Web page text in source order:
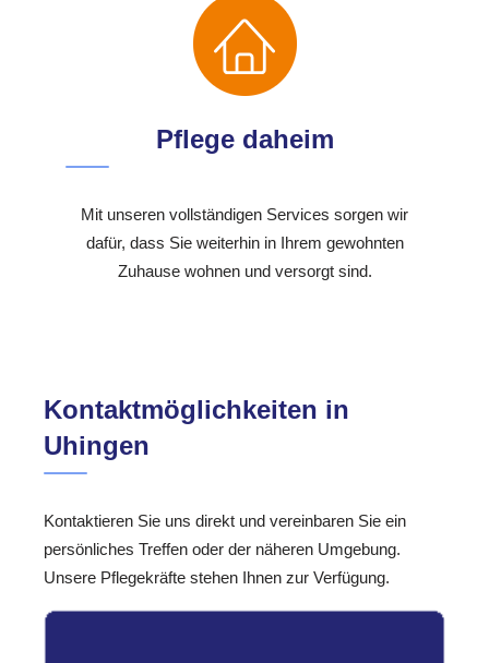
Pflege daheim
Mit unseren vollständigen Services sorgen wir
dafür, dass Sie weiterhin in Ihrem gewohnten
Zuhause wohnen und versorgt sind.
Kontaktmöglichkeiten in
Uhingen
Kontaktieren Sie uns direkt und vereinbaren Sie ein
persönliches Treffen oder der näheren Umgebung.
Unsere Pflegekräfte stehen Ihnen zur Verfügung.